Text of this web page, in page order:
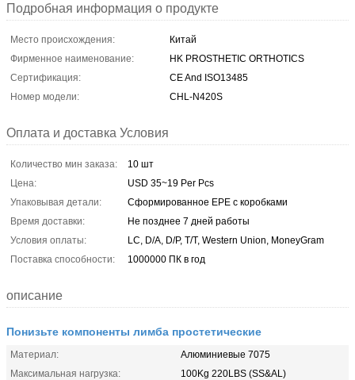
Подробная информация о продукте
Место происхождения:
Китай
Фирменное наименование:
HK PROSTHETIC ORTHOTICS
Сертификация:
CE And ISO13485
Номер модели:
CHL-N420S
Оплата и доставка Условия
Количество мин заказа:
10 шт
Цена:
USD 35~19 Per Pcs
Упаковывая детали:
Сформированное EPE с коробками
Время доставки:
Не позднее 7 дней работы
Условия оплаты:
LC, D/A, D/P, T/T, Western Union, MoneyGram
Поставка способности:
1000000 ПК в год
описание
Понизьте компоненты лимба простетические
Материал:
Алюминиевые 7075
Максимальная нагрузка:
100Kg 220LBS (SS&AL)